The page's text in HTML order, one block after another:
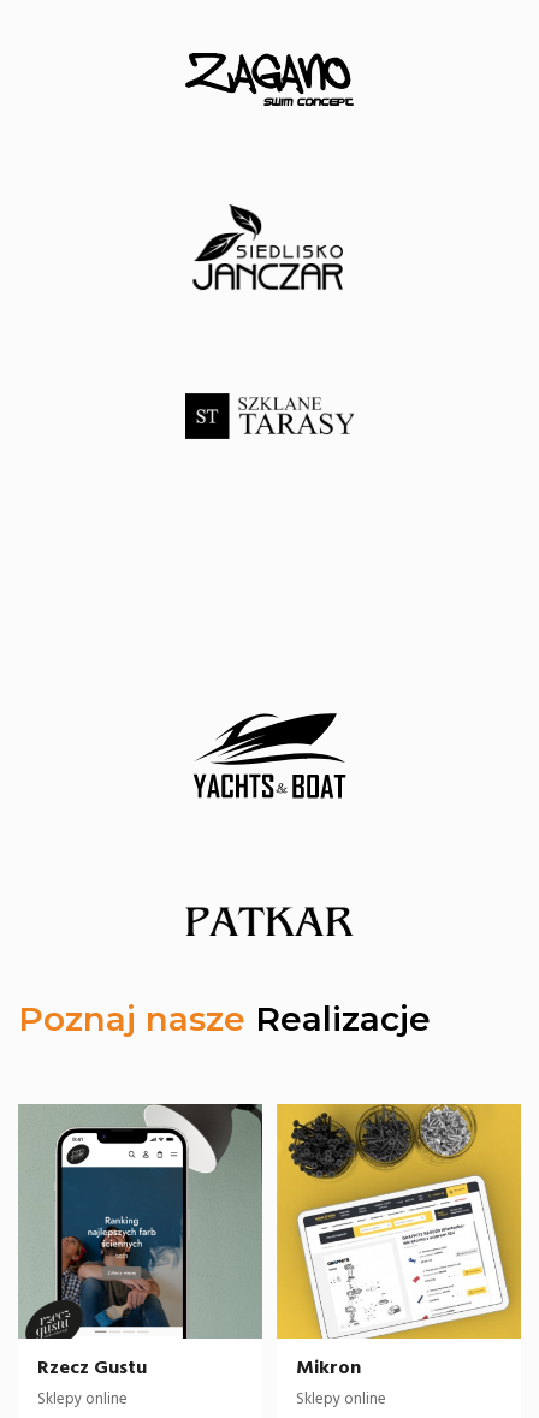
Poznaj nasze Realizacje
Rzecz Gustu
Sklepy online
Mikron
Sklepy online